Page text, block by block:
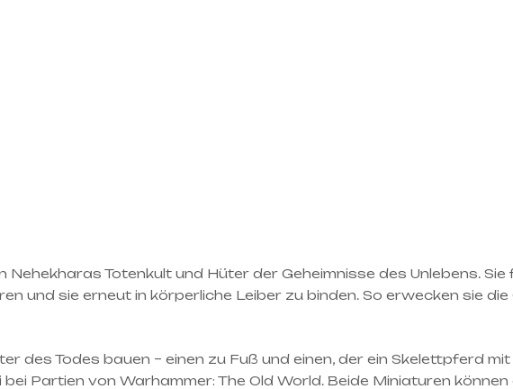
Totenkult und Hüter der Geheimnisse des Unlebens.
und sie erneut in körperliche Leiber zu binden. So erwecken sie
des Todes bauen – einen zu Fuß und einen, der ein Skelettpferd
Partien von Warhammer: The Old World. Beide Miniaturen